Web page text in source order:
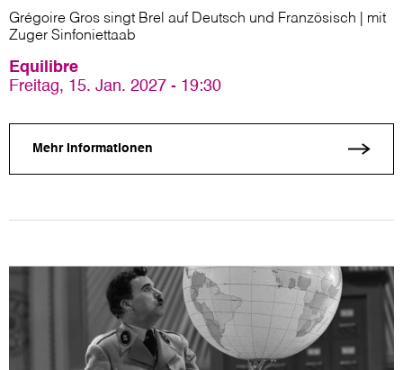
Grégoire Gros singt Brel auf Deutsch und Französisch | mit
Zuger Sinfoniettaab
Equilibre
Freitag, 15. Jan. 2027 - 19:30
Mehr Informationen